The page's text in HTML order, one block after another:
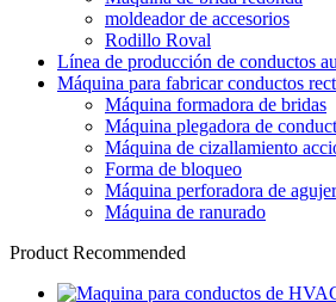
moldeador de accesorios
Rodillo Roval
Línea de producción de conductos
Máquina para fabricar conductos
Máquina formadora de bridas
Máquina plegadora de
Máquina de cizallamiento
Forma de bloqueo
Máquina perforadora de
Máquina de ranurado
Product Recommended